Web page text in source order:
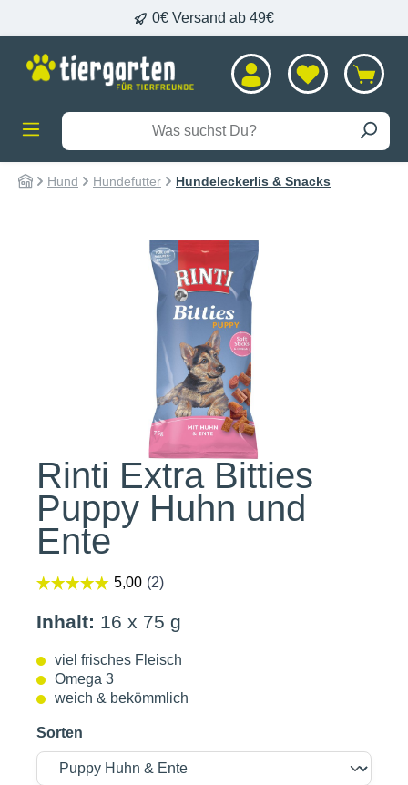
0€ Versand ab 49€
Hund Hundefutter Hundeleckerlis & Snacks
Bildergalerie überspringen
Rinti Extra Bitties
Puppy Huhn und
Ente
Inhalt: 16 x 75 g
viel frisches Fleisch
Omega 3
weich & bekömmlich
Sorten